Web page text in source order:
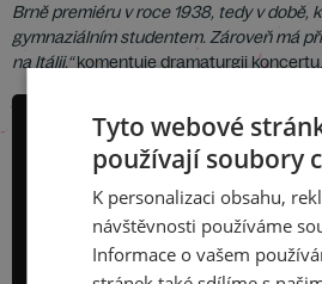
Brně premiéru v roce 1938, tedy v době,
gymnaziálním studentem. Zároveň má
na Itálii,“komentuje dramaturgii koncertu.
Tyto webové
používají soubory
K personalizaci obsahu,
návštěvnosti používáme
Informace o vašem